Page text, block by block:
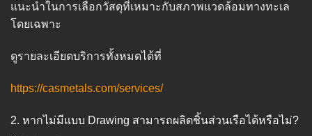
แนะนำในการเลือกวัสดุที่เหมาะกับสภาพแวดล้อมทางทะเล
โดยเฉพาะ
ดูรายละเอียดบริการทั้งหมดได้ที่
https://casmetals.com/services/
2. หากไม่มีแบบ Drawing สามารถผลิตชิ้นส่วนเรือได้หรือไม่?